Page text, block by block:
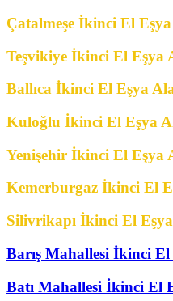
Çatalmeşe İkinci El
Teşvikiye İkinci El Eşya
Ballıca İkinci El Eşya
Kuloğlu İkinci El Eşya
Yenişehir İkinci El Eşya
Kemerburgaz İkinci El
Silivrikapı İkinci El
Barış Mahallesi İkinci
Batı Mahallesi İkinci El